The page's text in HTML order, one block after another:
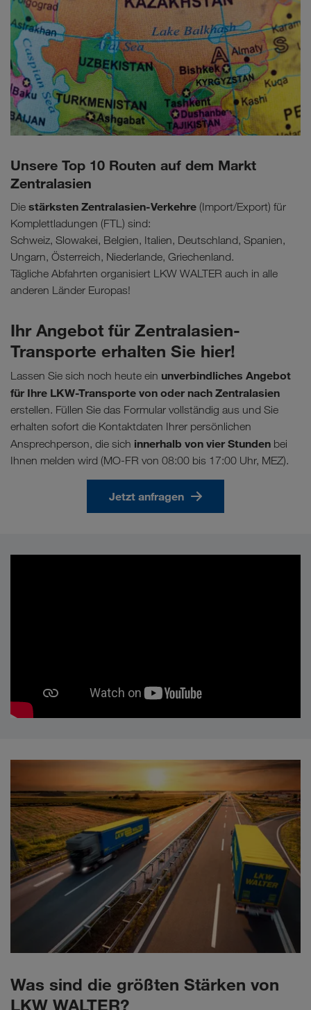
Unsere Top 10 Routen auf dem Markt
Zentralasien
Die stärksten Zentralasien-Verkehre (Import/Export) für
Komplettladungen (FTL) sind:
Schweiz, Slowakei, Belgien, Italien, Deutschland, Spanien,
Ungarn, Österreich, Niederlande, Griechenland.
Tägliche Abfahrten organisiert LKW WALTER auch in alle
anderen Länder Europas!
Ihr Angebot für Zentralasien-
Transporte erhalten Sie hier!
Lassen Sie sich noch heute ein unverbindliches Angebot
für Ihre LKW-Transporte von oder nach Zentralasien
erstellen. Füllen Sie das Formular vollständig aus und Sie
erhalten sofort die Kontaktdaten Ihrer persönlichen
Ansprechperson, die sich innerhalb von vier Stunden bei
Ihnen melden wird (MO-FR von 08:00 bis 17:00 Uhr, MEZ).
Jetzt anfragen
Was sind die größten Stärken von
LKW WALTER?